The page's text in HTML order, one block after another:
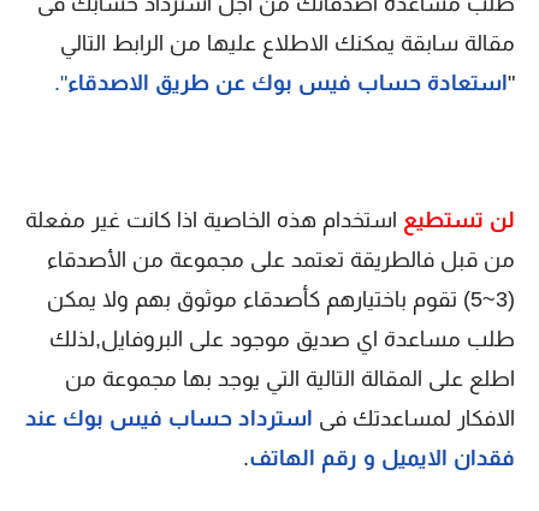
مقالة سابقة يمكنك الاطلاع عليها من الرابط التالي
"استعادة حساب فيس بوك عن طريق الاصدقاء".
لن تستطيع استخدام هذه الخاصية اذا كانت غير مفعلة
من قبل فالطريقة تعتمد على مجموعة من الأصدقاء
(3~5) تقوم باختيارهم كأصدقاء موثوق بهم ولا يمكن
طلب مساعدة اي صديق موجود على البروفايل,لذلك
اطلع على المقالة التالية التي يوجد بها مجموعة من
الافكار لمساعدتك فى استرداد حساب فيس بوك عند
فقدان الايميل و رقم الهاتف.